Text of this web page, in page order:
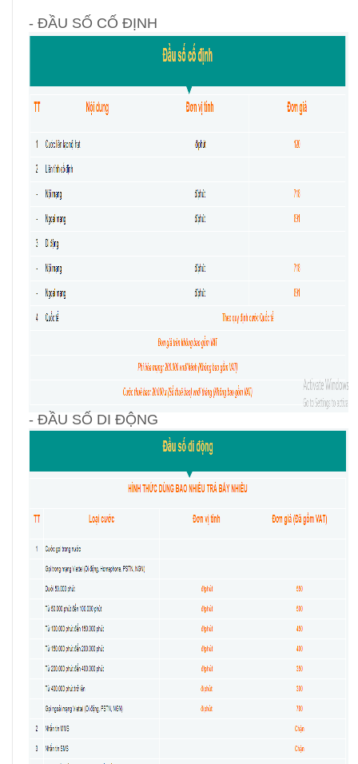
- ĐẦU SỐ CỐ ĐỊNH
- ĐẦU SỐ DI ĐỘNG